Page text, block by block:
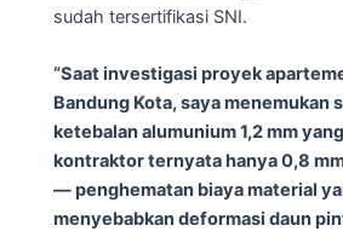
sudah tersertifikasi SNI.
“Saat investigasi proyek
Bandung Kota, saya menemukan
ketebalan alumunium 1,2 mm
kontraktor ternyata hanya 0,8
— penghematan biaya material
menyebabkan deformasi daun